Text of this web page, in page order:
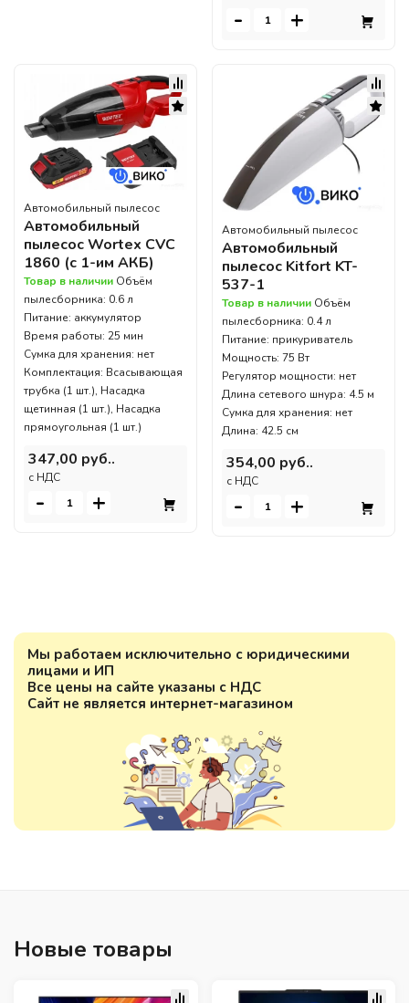
Мы работаем исключительно с юридическими
лицами и ИП
Все цены на сайте указаны с НДС
Сайт не является интернет-магазином
- +
Автомобильный пылесос
Автомобильный
пылесос Wortex CVC
1860 (с 1-им АКБ)
Товар в наличии Объём
пылесборника: 0.6 л
Питание: аккумулятор
Время работы: 25 мин
Сумка для хранения: нет
Комплектация: Всасывающая
трубка (1 шт.), Насадка
щетинная (1 шт.), Насадка
прямоугольная (1 шт.)
347,00 руб..
c НДС
- +
Автомобильный пылесос
Автомобильный
пылесос Kitfort KT-
537-1
Товар в наличии Объём
пылесборника: 0.4 л
Питание: прикуриватель
Мощность: 75 Вт
Регулятор мощности: нет
Длина сетевого шнура: 4.5 м
Сумка для хранения: нет
Длина: 42.5 см
354,00 руб..
c НДС
- +
Новые товары